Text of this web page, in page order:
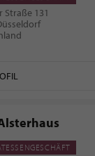
Straße 131